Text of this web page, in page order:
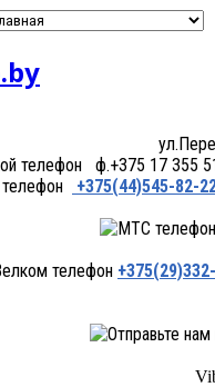
ф.+375 17 355
+375(44)545-82-